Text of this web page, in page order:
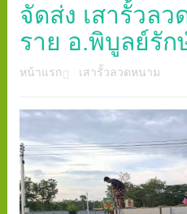
จัดส่ง เสารั้วล
ราย อ.พิบูลย์รัก
หน้าแรก เสารั้วลวดหนาม